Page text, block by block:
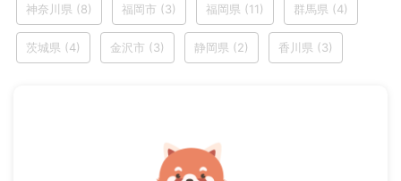
神奈川県 (8) 福岡市 (3) 福岡県 (11) 群馬県 (4)
茨城県 (4) 金沢市 (3) 静岡県 (2) 香川県 (3)